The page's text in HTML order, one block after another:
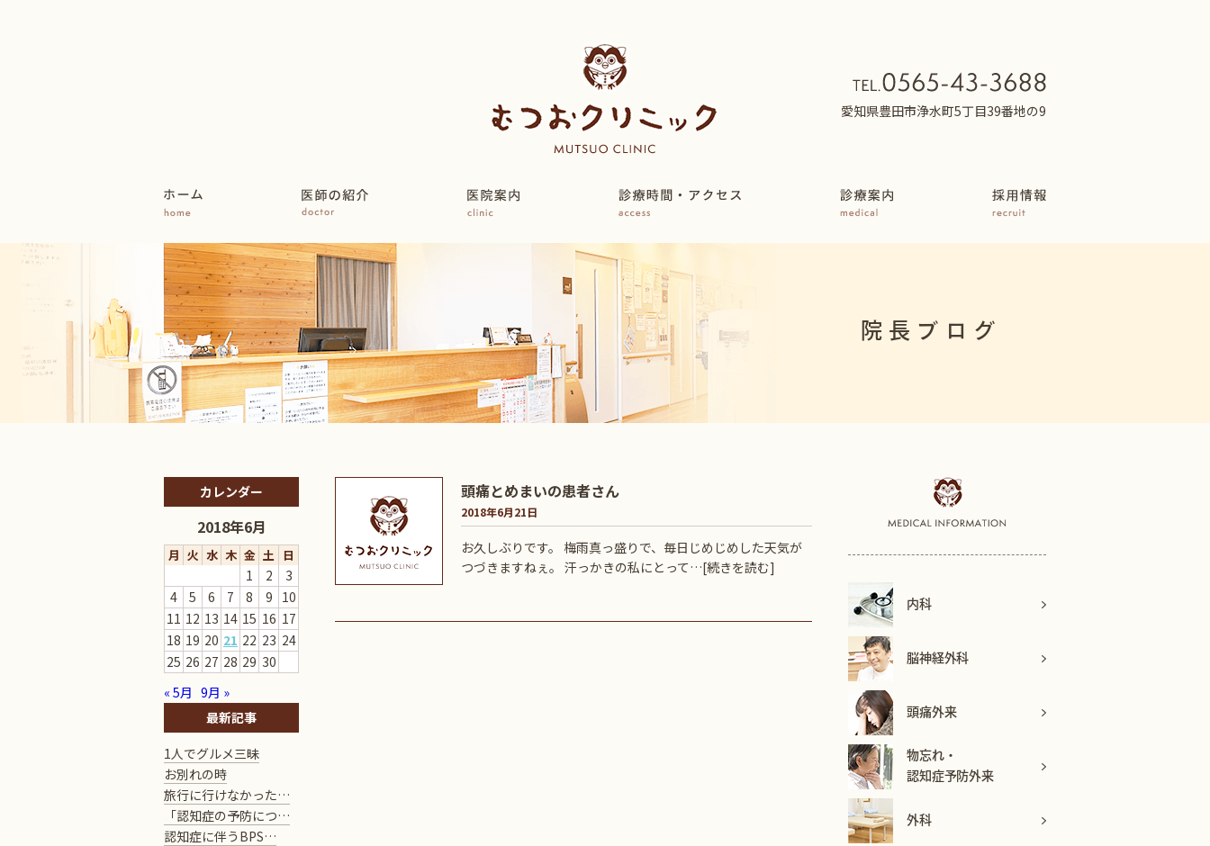
愛知県豊田市浄水町5丁目39番地の9
院長ブログ
頭痛とめまいの患者さん
2018年6月21日
お久しぶりです。 梅雨真っ盛りで、毎日じめじめした天気が
つづきますねぇ。 汗っかきの私にとって…[続きを読む]
カレンダー
2018年6月
月 火 水 木 金 土 日
1 2
3
4
5 6 7 8 9 10
11 12 13 14 15 16 17
18 19 20 21 22 23 24
25 26 27 28 29 30
« 5月 9月 »
最新記事
1人でグルメ三昧
お別れの時
旅行に行けなかった…
「認知症の予防につ…
認知症に伴うBPS…
内科
脳神経外科
頭痛外来
物忘れ・
認知症予防外来
外科